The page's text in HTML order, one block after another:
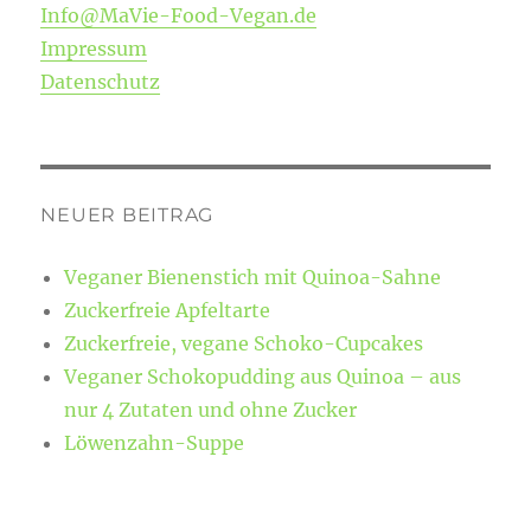
Info@MaVie-Food-Vegan.de
Impressum
Datenschutz
NEUER BEITRAG
Veganer Bienenstich mit Quinoa-Sahne
Zuckerfreie Apfeltarte
Zuckerfreie, vegane Schoko-Cupcakes
Veganer Schokopudding aus Quinoa – aus
nur 4 Zutaten und ohne Zucker
Löwenzahn-Suppe